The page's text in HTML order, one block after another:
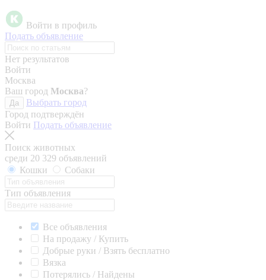
Войти в профиль
Подать объявление
Нет результатов
Войти
Москва
Ваш город Москва?
Да
Выбрать город
Город подтверждён
Войти Подать объявление
Поиск животных
среди 20 329 объявлений
Кошки
Собаки
Тип объявления
Все объявления
На продажу / Купить
Добрые руки / Взять бесплатно
Вязка
Потерялись / Найдены